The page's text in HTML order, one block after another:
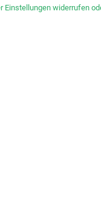
Einstellungen widerrufen